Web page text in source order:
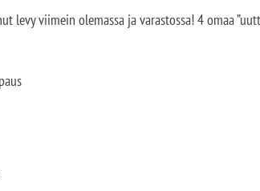
levy viimein olemassa ja varastossa! 4 omaa